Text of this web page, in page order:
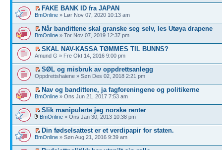
FAKE BANK ID fra JAPAN
BmOnline » Lør Nov 07, 2020 10:13 am
Når bandittene skal granske seg selv, les Utøya drapene
BmOnline » Tor Nov 07, 2019 12:37 pm
SKAL NAV-KASSA TØMMES TIL BUNNS?
Amund G » Fre Okt 14, 2016 9:00 pm
SØL og misbruk av oppdrettsanlegg
Oppdrettshaiene » Søn Des 02, 2018 2:21 pm
Nav og bandittene, ja fagforeningene og politikerne
BmOnline » Ons Jun 21, 2017 7:53 am
Slik manipulerte jeg norske renter
BmOnline » Ons Jan 30, 2013 10:38 pm
Din fødselsattest er et verdipapir for staten.
BmOnline » Søn Aug 21, 2016 9:39 am